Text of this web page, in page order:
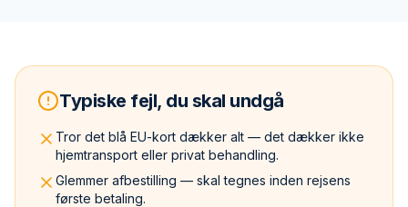
Typiske fejl, du skal undgå
Tror det blå EU-kort dækker alt — det dækker ikke
hjemtransport eller privat behandling.
Glemmer afbestilling — skal tegnes inden rejsens
første betaling.